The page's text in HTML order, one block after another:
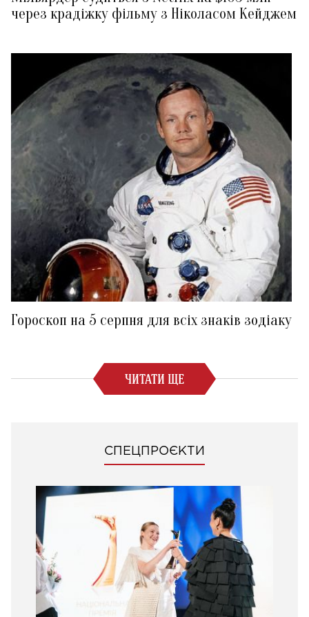
через крадіжку фільму з Ніколасом Кейджем
Гороскоп на 5 серпня для всіх знаків зодіаку
ЧИТАТИ ЩЕ
СПЕЦПРОЄКТИ